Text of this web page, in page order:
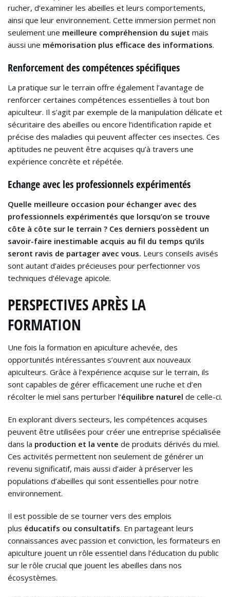
rucher, d’examiner les abeilles et leurs comportements,
ainsi que leur environnement. Cette immersion permet non
seulement une meilleure compréhension du sujet mais
aussi une mémorisation plus efficace des informations.
Renforcement des compétences spécifiques
La pratique sur le terrain offre également l’avantage de
renforcer certaines compétences essentielles à tout bon
apiculteur. Il s’agit par exemple de la manipulation délicate et
sécuritaire des abeilles ou encore l’identification rapide et
précise des maladies qui peuvent affecter ces insectes. Ces
aptitudes ne peuvent être acquises qu’à travers une
expérience concrète et répétée.
Echange avec les professionnels expérimentés
Quelle meilleure occasion pour échanger avec des
professionnels expérimentés que lorsqu’on se trouve
côte à côte sur le terrain ? Ces derniers possèdent un
savoir-faire inestimable acquis au fil du temps qu’ils
seront ravis de partager avec vous. Leurs conseils avisés
sont autant d’aides précieuses pour perfectionner vos
techniques d’élevage apicole.
PERSPECTIVES APRÈS LA
FORMATION
Une fois la formation en apiculture achevée, des
opportunités intéressantes s’ouvrent aux nouveaux
apiculteurs. Grâce à l’expérience acquise sur le terrain, ils
sont capables de gérer efficacement une ruche et d’en
récolter le miel sans perturber l’équilibre naturel de celle-ci.
En explorant divers secteurs, les compétences acquises
peuvent être utilisées pour créer une entreprise spécialisée
dans la production et la vente de produits dérivés du miel.
Ces activités permettent non seulement de générer un
revenu significatif, mais aussi d’aider à préserver les
populations d’abeilles qui sont essentielles pour notre
environnement.
Il est possible de se tourner vers des emplois
plus éducatifs ou consultatifs. En partageant leurs
connaissances avec passion et conviction, les formateurs en
apiculture jouent un rôle essentiel dans l’éducation du public
sur le rôle crucial que jouent les abeilles dans nos
écosystèmes.